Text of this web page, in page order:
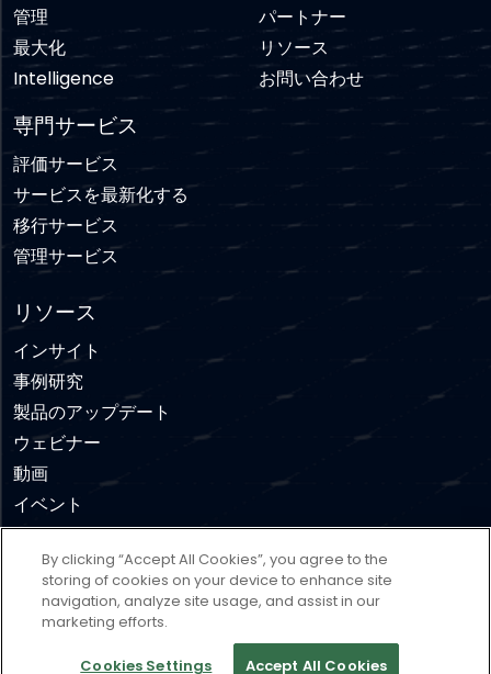
管理
最大化
Intelligence
専門サービス
評価サービス
サービスを最新化する
移行サービス
管理サービス
パートナー
リソース
お問い合わせ
リソース
インサイト
事例研究
製品のアップデート
ウェビナー
動画
イベント
免責事項 利用規約 プライバシーポリシー
クッキーポリシー
Cookies Settings
Copyright © 2026 Concierto, All rights reserved.
By clicking “Accept All Cookies”, you agree to the
storing of cookies on your device to enhance site
navigation, analyze site usage, and assist in our
marketing efforts.
Cookies Settings Accept All Cookies